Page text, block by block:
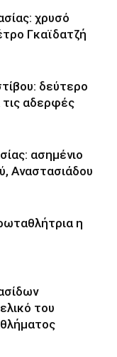
χρυσό
Γκαϊδατζή
δεύτερο
τις αδερφές
ασημένιο
Αναστασιάδου
η
του